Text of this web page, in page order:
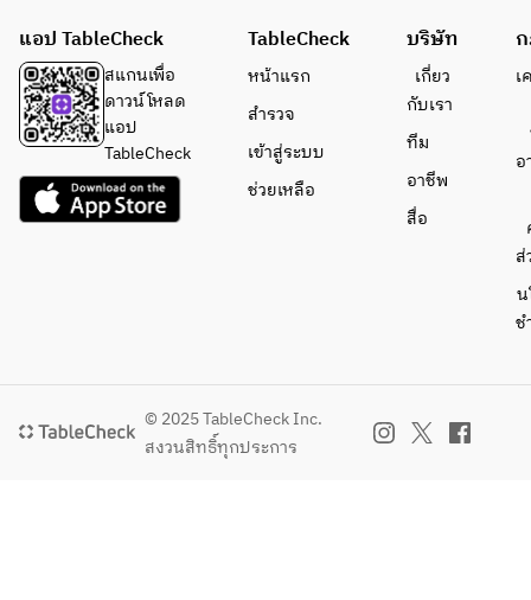
แอป TableCheck
สแกนเพื่อ
ดาวน์โหลด
แอป
TableCheck
TableCheck
หน้าแรก
สำรวจ
เข้าสู่ระบบ
ช่วยเหลือ
บริษัท
เกี่ยว
กับเรา
ทีม
อาชีพ
สื่อ
เ
อ
ส่
น
ช
© 2025 TableCheck Inc.
สงวนสิทธิ์ทุกประการ